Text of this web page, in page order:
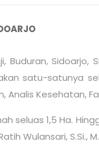
Buduran, Sidoarjo,
satu-satunya
Kesehatan,
seluas 1,5 Ha.
Wulansari, S.Si.,